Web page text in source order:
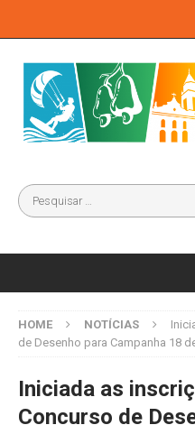
HOME NOTÍCIAS
de Desenho para Campanha 18
Iniciada as
Concurso de